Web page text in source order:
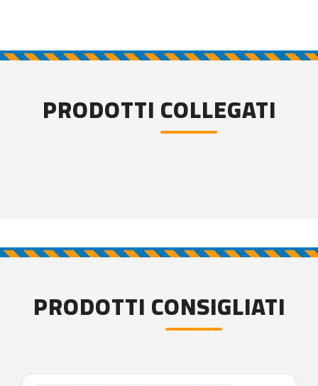
PRODOTTI COLLEGATI
PRODOTTI CONSIGLIATI